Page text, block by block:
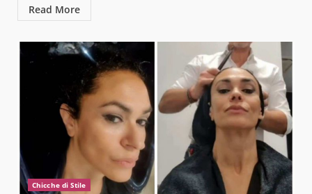
Read More
Chicche di Stile